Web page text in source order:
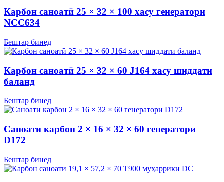
Карбон саноатӣ 25 × 32 × 100 хасу генератори
NCC634
Бештар бинед
Карбон саноатӣ 25 × 32 × 60 J164 хасу шиддати
баланд
Бештар бинед
Саноати карбон 2 × 16 × 32 × 60 генератори
D172
Бештар бинед